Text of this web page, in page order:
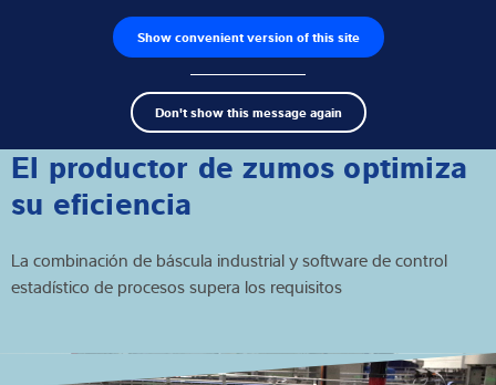
Show convenient version of this site
Don't show this message again
Buscador de productos Empleos
Search
term
Terminales de pesaje
Básculas industriales
Soluciones de inspección
Soluciones individuales
El productor de zumos optimiza
su eficiencia
La combinación de báscula industrial y software de control
estadístico de procesos supera los requisitos